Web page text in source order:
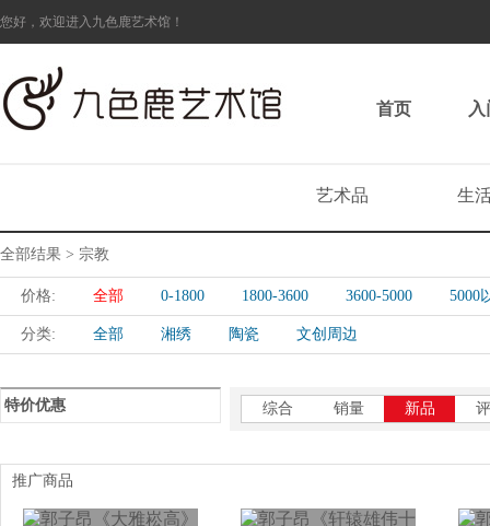
您好，欢迎进入九色鹿艺术馆！
首页
艺术品 生
全部结果 > 宗教
价格: 全部 0-1800 1800-3600 3600-5000 5000
分类: 全部 湘绣 陶瓷 文创周边
特价优惠 综合 销量 新品
推广商品